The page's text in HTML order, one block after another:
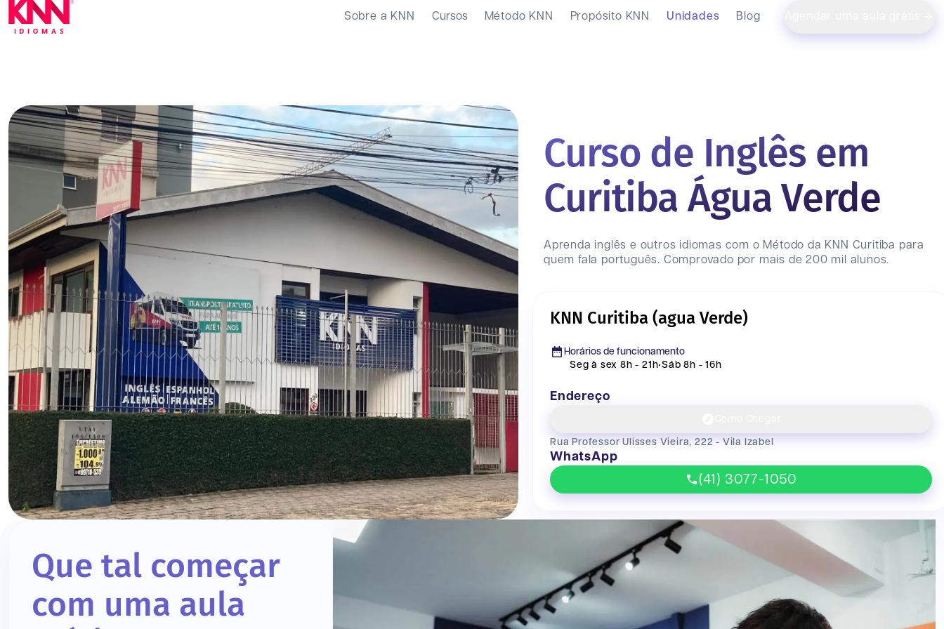
Sobre a KNN Cursos Método KNN Propósito KNN Unidades Blog
Curso de Inglês em
Curitiba Água Verde
Aprenda inglês e outros idiomas com o Método da KNN Curitiba para
quem fala português. Comprovado por mais de 200 mil alunos.
KNN Curitiba (agua Verde)
Horários de funcionamento
Seg à sex 8h - 21h•Sáb 8h - 16h
Endereço
Rua Professor Ulisses Vieira, 222 - Vila Izabel
WhatsApp
(41) 3077-1050
Que tal começar
com uma aula